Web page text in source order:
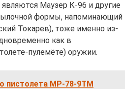
Маузер К-96 и другие
формы, напоминающий
Токарев), тоже именно из-
как в
пулемёте) оружии.
пистолета МР-78-9ТМ